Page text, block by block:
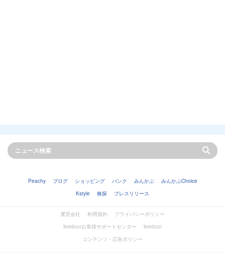
Peachy ブログ ショッピング バンク みんかぶ
みんかぶChoice
Kstyle
株探 プレスリリース
運営会社 利用規約
プライバシーポリシー
livedoorお客様サポートセンター
livedoor
コンテンツ・広告ポリシー